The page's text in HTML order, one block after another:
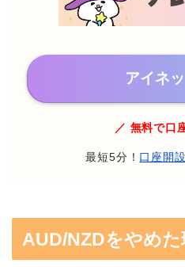
アイネ
／ 無料で口
最短5分！ 口座開
AUD/NZDをやめた